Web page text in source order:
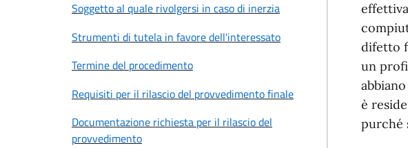
Soggetto al quale rivolgersi in caso di inerzia
Strumenti di tutela in favore dell'interessato
Termine del procedimento
Requisiti per il rilascio del provvedimento finale
Documentazione richiesta per il rilascio del
provvedimento
difetto
un
è
purché